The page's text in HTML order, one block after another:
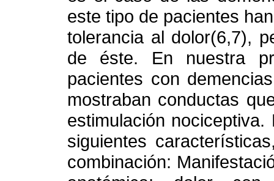
este tipo de pacientes
tolerancia al dolor(6,7),
de éste. En nuestra
pacientes con
mostraban conductas
estimulación
siguientes
combinación: